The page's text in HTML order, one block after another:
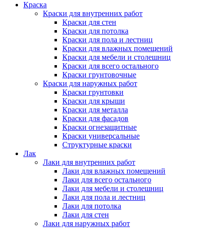
Краска
Краски для внутренних работ
Краски для стен
Краски для потолка
Краски для пола и лестниц
Краски для влажных помещений
Краски для мебели и столешниц
Краски для всего остального
Краски грунтовочные
Краски для наружных работ
Краски грунтовки
Краски для крыши
Краски для металла
Краски для фасадов
Краски огнезащитные
Краски универсальные
Структурные краски
Лак
Лаки для внутренних работ
Лаки для влажных помещений
Лаки для всего остального
Лаки для мебели и столешниц
Лаки для пола и лестниц
Лаки для потолка
Лаки для стен
Лаки для наружных работ